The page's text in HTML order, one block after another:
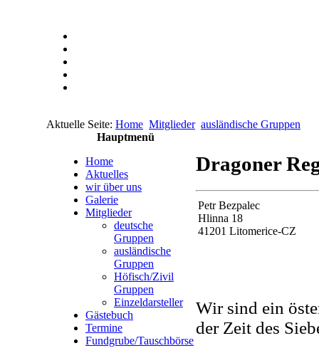
Aktuelle Seite: Home Mitglieder ausländische Gruppen
Hauptmenü
Home
Aktuelles
wir über uns
Galerie
Mitglieder
deutsche
Gruppen
ausländische
Gruppen
Höfisch/Zivil
Gruppen
Einzeldarsteller
Gästebuch
Termine
Fundgrube/Tauschbörse
Dragoner
Petr Bezpalec
Hlinna 18
41201 Litomerice-CZ
Wir sind ein
der Zeit des